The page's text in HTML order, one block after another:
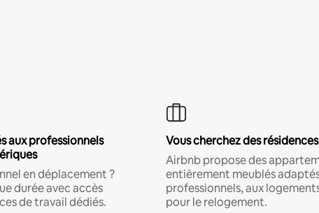
aux professionnels
en déplacement ?
durée avec accès
de travail dédiés.
Vous cherchez des
Airbnb propose des
entièrement meublés
professionnels, aux
pour le relogement.